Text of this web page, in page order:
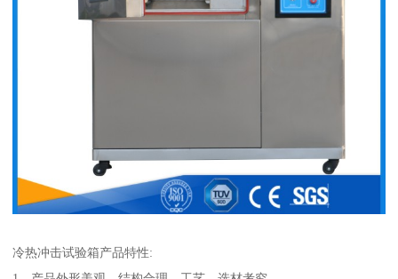
冷热冲击试验箱产品特性: